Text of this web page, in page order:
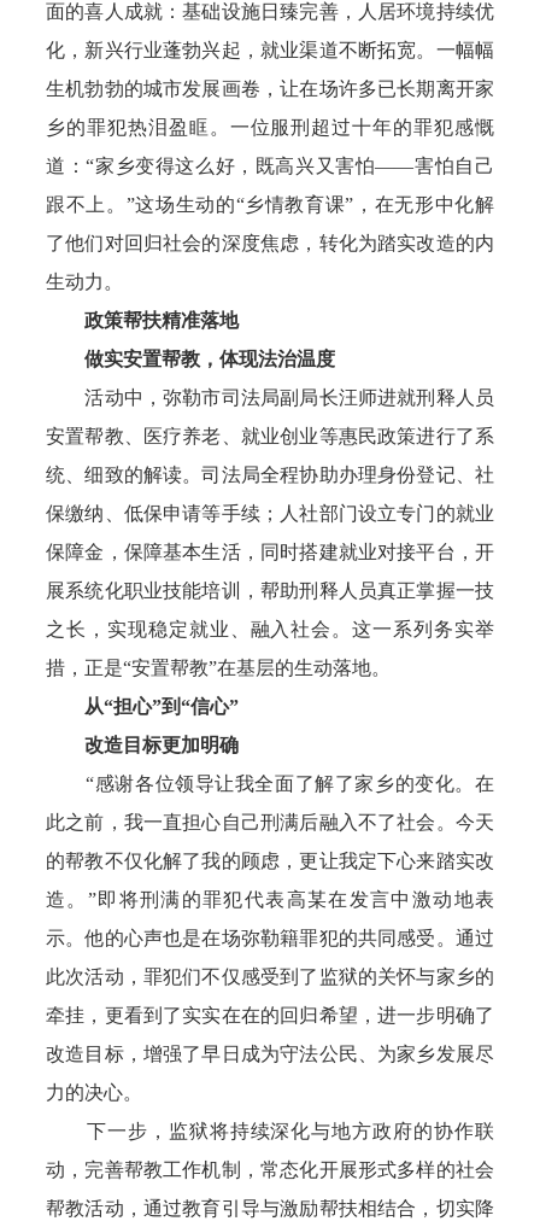
面的喜人成就：基础设施日臻完善，人居环境持续优
化，新兴行业蓬勃兴起，就业渠道不断拓宽。一幅幅
生机勃勃的城市发展画卷，让在场许多已长期离开家
乡的罪犯热泪盈眶。一位服刑超过十年的罪犯感慨
道：“家乡变得这么好，既高兴又害怕——害怕自己
跟不上。”这场生动的“乡情教育课”，在无形中化解
了他们对回归社会的深度焦虑，转化为踏实改造的内
生动力。
政策帮扶精准落地
做实安置帮教，体现法治温度
活动中，弥勒市司法局副局长汪师进就刑释人员
安置帮教、医疗养老、就业创业等惠民政策进行了系
统、细致的解读。司法局全程协助办理身份登记、社
保缴纳、低保申请等手续；人社部门设立专门的就业
保障金，保障基本生活，同时搭建就业对接平台，开
展系统化职业技能培训，帮助刑释人员真正掌握一技
之长，实现稳定就业、融入社会。这一系列务实举
措，正是“安置帮教”在基层的生动落地。
从“担心”到“信心”
改造目标更加明确
“感谢各位领导让我全面了解了家乡的变化。在
此之前，我一直担心自己刑满后融入不了社会。今天
的帮教不仅化解了我的顾虑，更让我定下心来踏实改
造。”即将刑满的罪犯代表高某在发言中激动地表
示。他的心声也是在场弥勒籍罪犯的共同感受。通过
此次活动，罪犯们不仅感受到了监狱的关怀与家乡的
牵挂，更看到了实实在在的回归希望，进一步明确了
改造目标，增强了早日成为守法公民、为家乡发展尽
力的决心。
下一步，监狱将持续深化与地方政府的协作联
动，完善帮教工作机制，常态化开展形式多样的社会
帮教活动，通过教育引导与激励帮扶相结合，切实降